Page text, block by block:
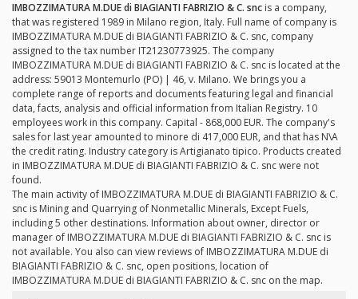
IMBOZZIMATURA M.DUE di BIAGIANTI FABRIZIO & C. snc is a company,
that was registered 1989 in Milano region, Italy. Full name of company is
IMBOZZIMATURA M.DUE di BIAGIANTI FABRIZIO & C. snc, company
assigned to the tax number IT21230773925. The company
IMBOZZIMATURA M.DUE di BIAGIANTI FABRIZIO & C. snc is located at the
address: 59013 Montemurlo (PO) | 46, v. Milano. We brings you a
complete range of reports and documents featuring legal and financial
data, facts, analysis and official information from Italian Registry. 10
employees work in this company. Capital - 868,000 EUR. The company's
sales for last year amounted to minore di 417,000 EUR, and that has N\A
the credit rating. Industry category is Artigianato tipico. Products created
in IMBOZZIMATURA M.DUE di BIAGIANTI FABRIZIO & C. snc were not
found.
The main activity of IMBOZZIMATURA M.DUE di BIAGIANTI FABRIZIO & C.
snc is Mining and Quarrying of Nonmetallic Minerals, Except Fuels,
including 5 other destinations. Information about owner, director or
manager of IMBOZZIMATURA M.DUE di BIAGIANTI FABRIZIO & C. snc is
not available. You also can view reviews of IMBOZZIMATURA M.DUE di
BIAGIANTI FABRIZIO & C. snc, open positions, location of
IMBOZZIMATURA M.DUE di BIAGIANTI FABRIZIO & C. snc on the map.